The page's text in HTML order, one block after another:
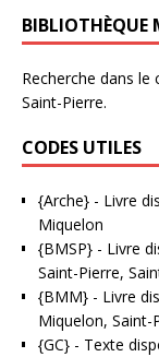
BIBLIOTHÈQUE
Recherche dans
Saint-Pierre.
CODES UTILES
{Arche} - Livre
Miquelon
{BMSP} - Livre
Saint-Pierre,
{BMM} - Livre
Miquelon, Saint-
{GC} - Texte